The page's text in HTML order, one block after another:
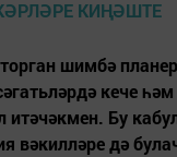
шимбә
кече
итәчәкмен. Бу
вәкилләре дә